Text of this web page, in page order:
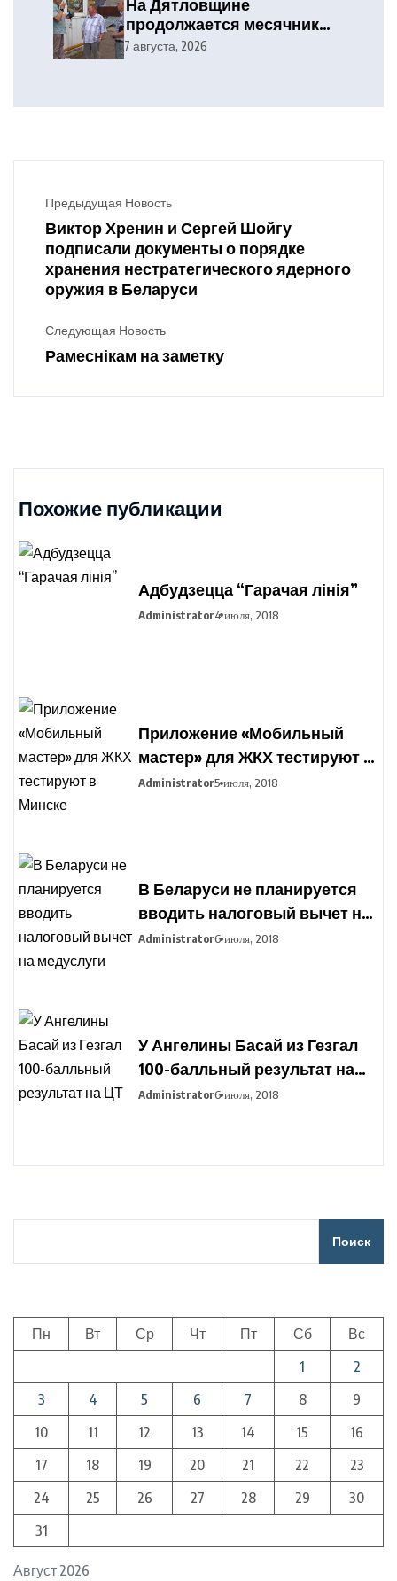
продолжается месячник
безопасности труда при
7 августа, 2026
Предыдущая Новость
Виктор Хренин и Сергей Шойгу
подписали документы о порядке
хранения нестратегического ядерного
оружия в Беларуси
Следующая Новость
Рамеснікам на заметку
Похожие публикации
Адбудзецца “Гарачая лінія”
Administrator4 июля, 2018
Приложение «Мобильный
мастер» для ЖКХ тестируют в
Минске
Administrator5 июля, 2018
В Беларуси не планируется
вводить налоговый вычет на
медуслуги
Administrator6 июля, 2018
У Ангелины Басай из Гезгал
100-балльный результат на
ЦТ
Administrator6 июля, 2018
Поиск
Август 2026
Пн Вт Ср Чт Пт Сб
Вс
1
2
3
4 5 6 7 8
9
10
11 12 13 14 15
16
17
18 19 20 21 22
23
24
25 26 27 28 29
30
31